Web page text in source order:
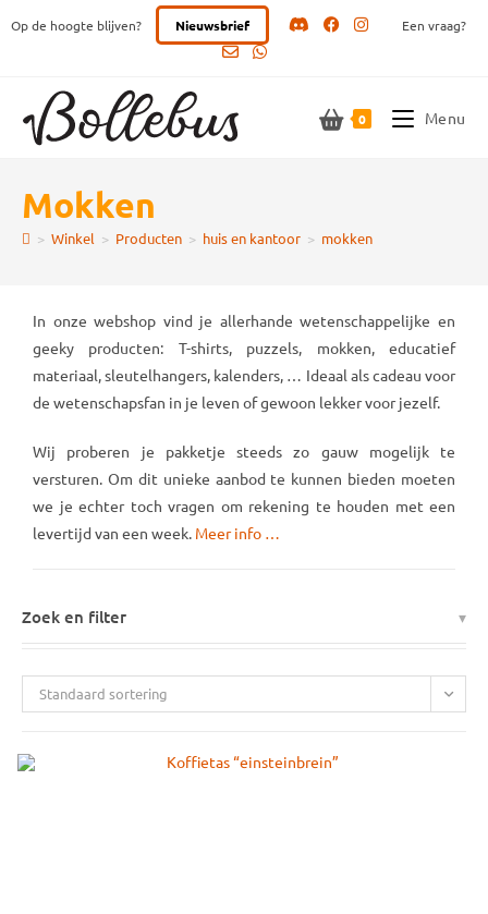
naar
Op de hoogte blijven? Nieuwsbrief Een vraag?
0 Menu
mokken
> Winkel > Producten > huis en kantoor > mokken
In onze webshop vind je allerhande wetenschappelijke en
geeky producten: T-shirts, puzzels, mokken, educatief
materiaal, sleutelhangers, kalenders, … Ideaal als cadeau voor
de wetenschapsfan in je leven of gewoon lekker voor jezelf.
Wij proberen je pakketje steeds zo gauw mogelijk te
versturen. Om dit unieke aanbod te kunnen bieden moeten
we je echter toch vragen om rekening te houden met een
levertijd van een week. Meer info …
Zoek en filter
Standaard sortering